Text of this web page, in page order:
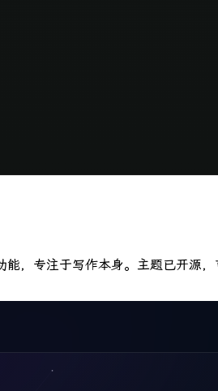
，专注于写作本身。主题已开源，